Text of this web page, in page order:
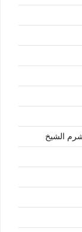
شرم الشيخ